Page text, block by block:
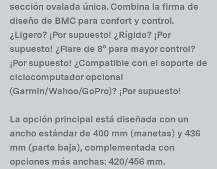
sección ovalada única. Combina la firma de
diseño de BMC para confort y control.
¿Ligero? ¡Por supuesto! ¿Rígido? ¡Por
supuesto! ¿Flare de 8° para mayor control?
¡Por supuesto! ¿Compatible con el soporte de
ciclocomputador opcional
(Garmin/Wahoo/GoPro)? ¡Por supuesto!
La opción principal está diseñada con un
ancho estándar de 400 mm (manetas) y 436
mm (parte baja), complementada con
opciones más anchas: 420/456 mm.